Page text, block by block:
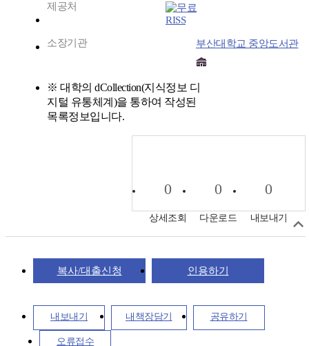
제공처
RISS
소장기관 부산대학교 중앙도서관
※ 대학의 dCollection(지식정보 디
지털 유통체계)을 통하여 작성된
목록정보입니다.
0
상세조회
0
다운로드
0
내보내기
복사/대출신청 인용하기
내보내기 내책장담기 공유하기
오류접수